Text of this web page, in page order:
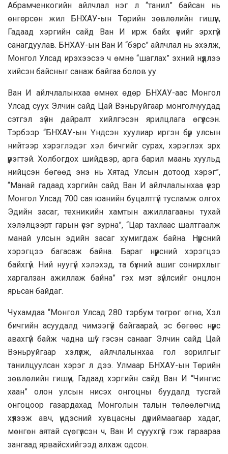
Абрамченкогийн айлчлал нэг л “танил” байсан нь
өнгөрсөн жил БНХАУ-ын Төрийн зөвлөлийн гишүүн,
Гадаад хэргийн сайд Ван И ирж байх үеийг эрхгүй
санагдуулав. БНХАУ-ын Ван И “бэрс” айлчлал нь эхэлж,
Монгол Улсад ирэхээсээ ч өмнө “шаглах” эхний нүүдлээ
хийсэн байсныг санаж байгаа болов уу.
Ван И айлчлалынхаа өмнөх өдөр БНХАУ-аас Монгол
Улсад суух Элчин сайд Цай Вэньруйгаар монголчуудад
сэтгэл зүйн дайралт хийлгэсэн ярилцлага өгүүлсэн.
Тэрбээр “БНХАУ-ын Үндсэн хуулиар иргэн бүр улсын
нийтээр хэрэглэдэг хэл бичгийг сурах, хэрэглэх эрх
үүрэгтэй. Холбогдох шийдвэр, арга барил маань хуульд
нийцсэн бөгөөд энэ нь Хятад Улсын дотоод хэрэг”,
“Манай гадаад хэргийн сайд Ван И айлчлалынхаа үеэр
Монгол Улсад 700 сая юанийн буцалтгүй тусламж олгох
Эдийн засаг, техникийн хамтын ажиллагааны тухай
хэлэлцээрт гарын үсэг зурна”, “Цар тахлаас шалтгаалж
манай улсын эдийн засаг хумигдаж байна. Нүүрсний
хэрэгцээ багасаж байна. Бараг нүүрсний хэрэгцээ
байхгүй. Ний нуугүй хэлэхэд, та бүхний ашиг сонирхлыг
харгалзан ажиллаж байна” гэх мэт зүйлсийг онцлон
ярьсан байдаг.
Чухамдаа “Монгол Улсад 280 тэрбум төгрөг өгнө, Хэл
бичгийн асуудалд чимээгүй байгаарай, эс бөгөөс нүүрс
авахгүй байж чадна шүү” гэсэн санааг Элчин сайд Цай
Вэньруйгаар хэлүүлж, айлчлалынхаа гол зорилгыг
танилцуулсан хэрэг л дээ. Улмаар БНХАУ-ын Төрийн
зөвлөлийн гишүүн, Гадаад хэргийн сайд Ван И “Чингис
хаан” олон улсын нисэх онгоцны буудалд тусгай
онгоцоор газардахад Монголын талын төлөөлөгчид
хүлээж авч, үндэсний хувцасны дүүриймаагаар хадаг,
мөнгөн аятай сүү өгүүлсэн ч, Ван И сүү уухгүй гэж гараараа
зангаад ярвайсхийгээд алхаж одсон.